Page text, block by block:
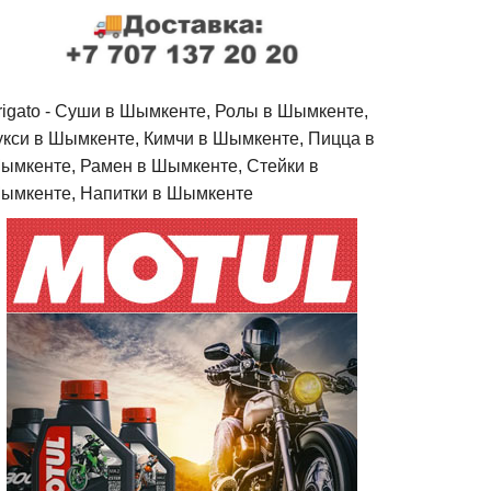
- Cуши в Шымкенте, Ролы в Шымкенте,
в Шымкенте, Кимчи в Шымкенте, Пицца в
Рамен в Шымкенте, Стейки в
Напитки в Шымкенте